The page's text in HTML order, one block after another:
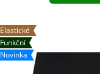
Elastické
Funkční
Novinka